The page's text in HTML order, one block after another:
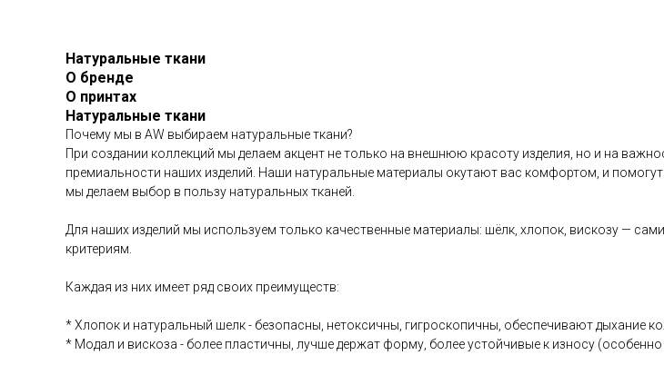
Натуральные ткани
О бренде
О принтах
Натуральные ткани
Почему мы в AW выбираем натуральные ткани?
При создании коллекций мы делаем акцент не только на внешнюю красоту изделия, но и на
премиальности наших изделий. Наши натуральные материалы окутают вас комфортом, и
мы делаем выбор в пользу натуральных тканей.
Для наших изделий мы используем только качественные материалы: шёлк, хлопок, вискозу —
критериям.
Каждая из них имеет ряд своих преимуществ:
* Хлопок и натуральный шелк - безопасны, нетоксичны, гигроскопичны, обеспечивают дыхание
* Модал и вискоза - более пластичны, лучше держат форму, более устойчивые к износу (особенно